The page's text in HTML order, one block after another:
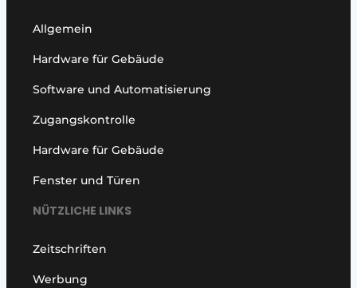
Allgemein
Hardware für Gebäude
Software und Automatisierung
Zugangskontrolle
Hardware für Gebäude
Fenster und Türen
NÜTZLICHE LINKS
Zeitschriften
Werbung